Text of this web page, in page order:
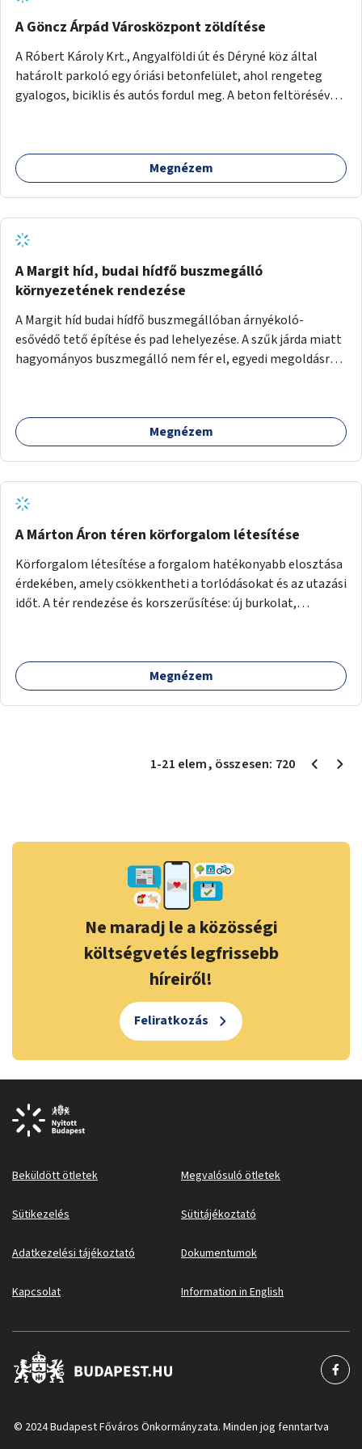
A Göncz Árpád Városközpont zöldítése
A Róbert Károly Krt., Angyalföldi út és Déryné köz által
határolt parkoló egy óriási betonfelület, ahol rengeteg
gyalogos, biciklis és autós fordul meg. A beton feltörésével,
menti járda és a parkoló közé kellene egy zöld sáv,
virágágyásokkal a meglévő fák alá, a lakóépület felőli két
Megnézem
A Margit híd, budai hídfő buszmegálló
környezetének rendezése
A Margit híd budai hídfő buszmegállóban árnyékoló-
esővédő tető építése és pad lehelyezése. A szűk járda miatt
hagyományos buszmegálló nem fér el, egyedi megoldásra
Megnézem
A Márton Áron téren körforgalom létesítése
Körforgalom létesítése a forgalom hatékonyabb elosztása
érdekében, amely csökkentheti a torlódásokat és az utazási
időt. A tér rendezése és korszerűsítése: új burkolat,
időznek.
Megnézem
1-21 elem, összesen: 720
Ne maradj le a közösségi
költségvetés legfrissebb
híreiről!
Feliratkozás
Beküldött ötletek Megvalósuló ötletek
Sütikezelés Sütitájékoztató
Adatkezelési tájékoztató Dokumentumok
Kapcsolat Information in English
© 2024 Budapest Főváros Önkormányzata. Minden jog fenntartva